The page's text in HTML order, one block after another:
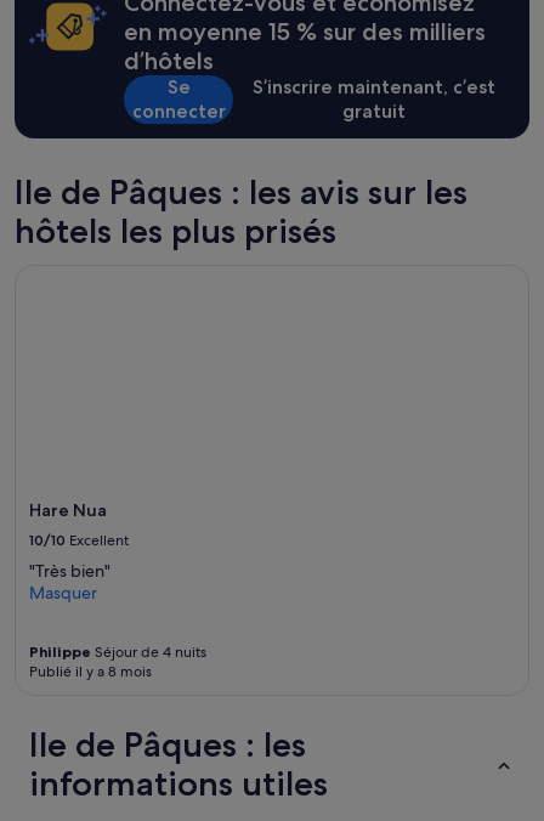
d’une
pour
2 adultes.
Les
prix
s’appliquer.
en moyenne 15 % sur des milliers
d’hôtels
Se
connecter
S’inscrire maintenant, c’est
gratuit
Ile de Pâques : les avis sur les
hôtels les plus prisés
Hare Nua
10/10 Excellent
"Très bien"
Masquer
Philippe Séjour de 4 nuits
Publié il y a 8 mois
Ile de Pâques : les
informations utiles